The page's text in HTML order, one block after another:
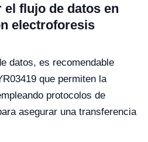
flujo de datos en
electroforesis
datos, es recomendable
que permiten la
protocolos de
asegurar una transferencia